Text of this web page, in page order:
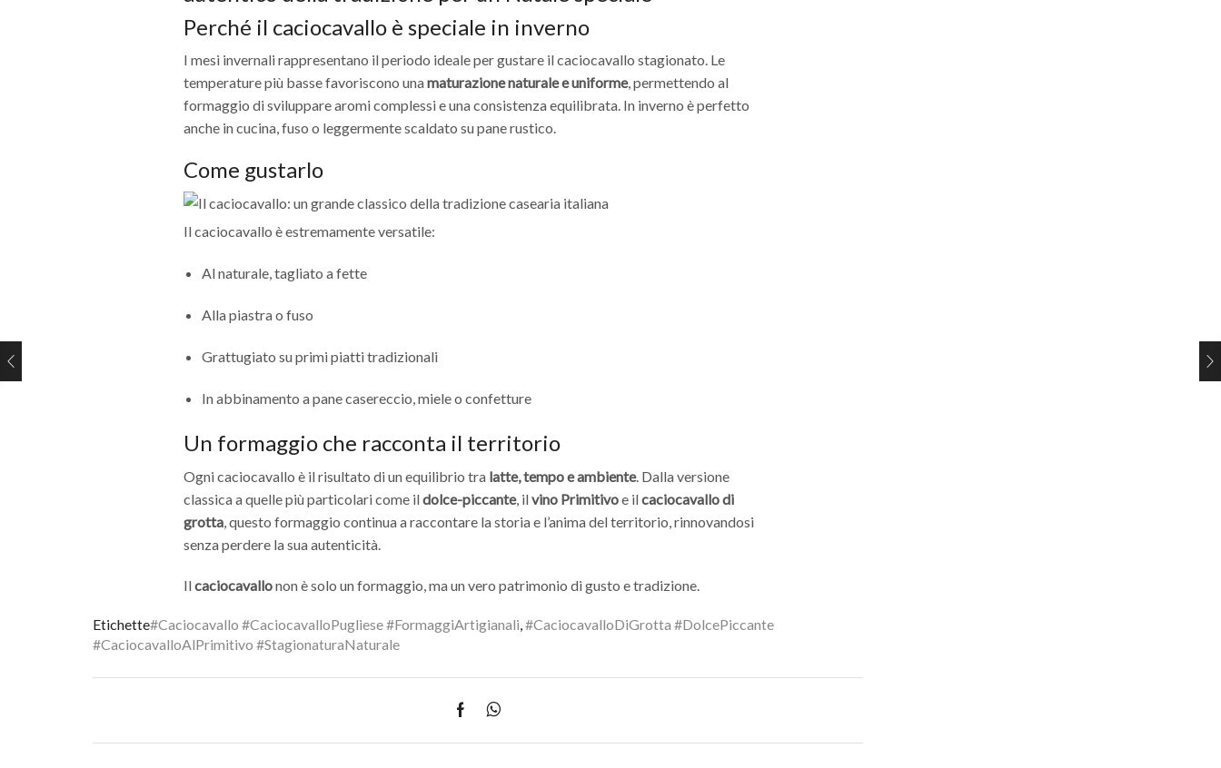
Perché il caciocavallo è speciale in inverno
I mesi invernali rappresentano il periodo ideale per gustare il caciocavallo stagionato. Le
temperature più basse favoriscono unamaturazione naturale e uniforme, permettendo al
formaggio di sviluppare aromi complessi e una consistenza equilibrata. In inverno è perfetto
anche in cucina, fuso o leggermente scaldato su pane rustico.
Come gustarlo
Il caciocavallo è estremamente versatile:
Al naturale, tagliato a fette
Alla piastra o fuso
Grattugiato su primi piatti tradizionali
In abbinamento a pane casereccio, miele o confetture
Un formaggio che racconta il territorio
Ogni caciocavallo è il risultato di un equilibrio tra latte, tempo e ambiente. Dalla versione
classica a quelle più particolari come ildolce-piccante, ilvino Primitivoe ilcaciocavallo di
grotta , questo formaggio continua a raccontare la storia e l’anima del territorio, rinnovandosi
senza perdere la sua autenticità.
Ilcaciocavallonon è solo un formaggio, ma un vero patrimonio di gusto e tradizione.
Etichette#Caciocavallo #CaciocavalloPugliese #FormaggiArtigianali #CaciocavalloDiGrotta #DolcePiccante
#CaciocavalloAlPrimitivo #StagionaturaNaturale